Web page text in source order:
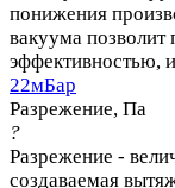
понижения
вакуума позволит
эффективностью,
22мБар
Разрежение, Па
?
Разрежение -
создаваемая